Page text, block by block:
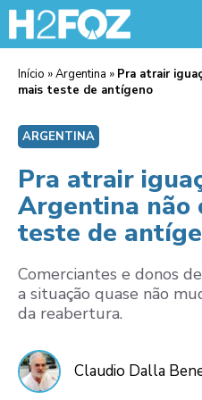
Início »Argentina » Pra atrair
mais teste de antígeno
ARGENTINA
Pra atrair
Argentina não
teste de
Comerciantes e donos
a situação quase não
da reabertura.
Claudio Dalla